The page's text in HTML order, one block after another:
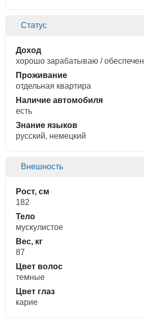
Статус
Доход
хорошо зарабатываю / обеспечен
Проживание
отдельная квартира
Наличие автомобиля
есть
Знание языков
русский, немецкий
Внешность
Рост, см
182
Тело
мускулистое
Вес, кг
87
Цвет волос
темные
Цвет глаз
карие